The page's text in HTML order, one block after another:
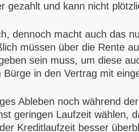
und kann nicht
dennoch macht auch das
müssen über die Rente
sein muss, um diese
in den Vertrag mit
Ableben noch während
geringen Laufzeit wählen,
Kreditlaufzeit besser